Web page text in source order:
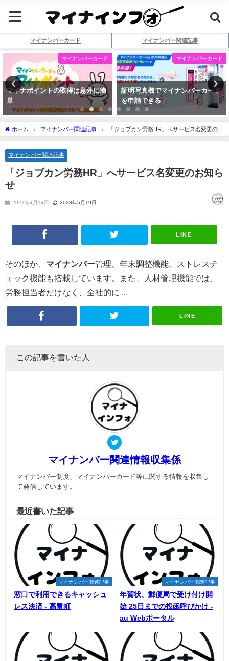
マイナンバーカード マイナンバー関連記事
マイナンバーカード
マイナポイントの取得は意外に簡
単
マイナンバーカード
証明写真機でマイナンバーカード
を申請できる
ホーム マイナンバー関連記事
「ジョブカン労務HR」へサービス名変更のお
知らせ
マイナンバー関連記事
「ジョブカン労務HR」へサービス名変更のお知ら
せ
2021年4月14日 2023年5月19日
LINE
そのほか、 マイナンバー管理、年末調整機能、ストレスチ
ェック機能も搭載しています。また、人材管理機能では、
労務担当者だけなく、全社的に ...
LINE
この記事を書いた人
マイナンバー関連情報収集係
マイナンバー制度、マイナンバーカード等に関する情報を収集し
て発信しています。
最近書いた記事
マイナンバー関連記事
窓口で利用できるキャッシュ
レス決済 - 高畠町
マイナンバー関連記事
年賀状、郵便局で受け付け開
始 25日までの投函呼びかけ -
au Webポータル